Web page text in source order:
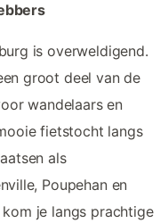
is overweldigend.
groot deel van de
wandelaars en
fietstocht langs
als
Poupehan en
je langs prachtige